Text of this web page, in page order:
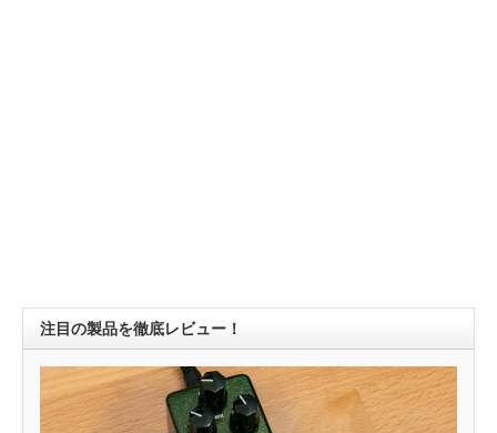
注目の製品を徹底レビュー！